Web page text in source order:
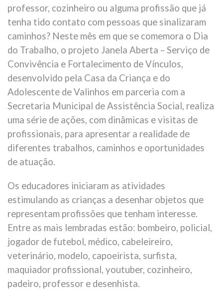
professor, cozinheiro ou alguma profissão que já
tenha tido contato com pessoas que sinalizaram
caminhos? Neste mês em que se comemora o Dia
do Trabalho, o projeto Janela Aberta – Serviço de
Convivência e Fortalecimento de Vínculos,
desenvolvido pela Casa da Criança e do
Adolescente de Valinhos em parceria com a
Secretaria Municipal de Assistência Social, realiza
uma série de ações, com dinâmicas e visitas de
profissionais, para apresentar a realidade de
diferentes trabalhos, caminhos e oportunidades
de atuação.
Os educadores iniciaram as atividades
estimulando as crianças a desenhar objetos que
representam profissões que tenham interesse.
Entre as mais lembradas estão: bombeiro, policial,
jogador de futebol, médico, cabeleireiro,
veterinário, modelo, capoeirista, surfista,
maquiador profissional, youtuber, cozinheiro,
padeiro, professor e desenhista.